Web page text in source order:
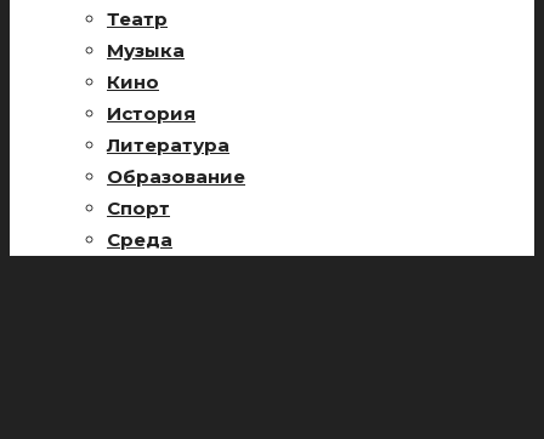
Театр
Музыка
Кино
История
Литература
Образование
Спорт
Среда